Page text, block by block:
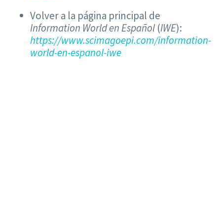
Volver a la página principal de
Information World en Español (IWE):
https://www.scimagoepi.com/information-
world-en-espanol-iwe